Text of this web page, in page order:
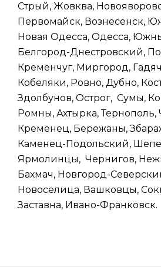
Стрый, Жовква,
Первомайск, Вознесенск,
Новая Одесса, Одесса,
Белгород-Днестровский,
Кременчуг, Миргород,
Кобеляки, Ровно, Дубно,
Здолбунов, Острог, Сумы,
Ромны, Ахтырка, Тернополь,
Кременец, Бережаны,
Каменец-Подольский,
Ярмолинцы, Чернигов,
Бахмач, Новгород-
Новоселица, Вашковцы,
Заставна, Ивано-Франковск.